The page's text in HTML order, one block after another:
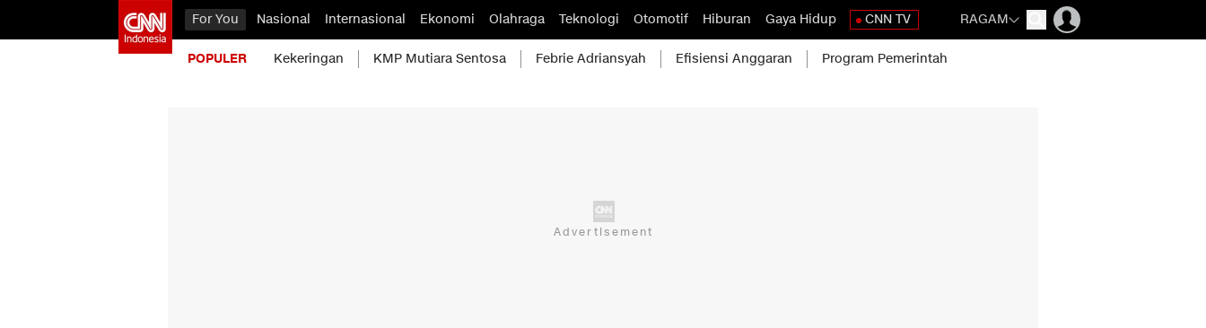
For You Nasional Internasional Ekonomi Olahraga Teknologi Otomotif Hiburan Gaya Hidup CNN TV RAGAM
POPULER Kekeringan KMP Mutiara Sentosa Febrie Adriansyah Efisiensi Anggaran Program Pemerintah